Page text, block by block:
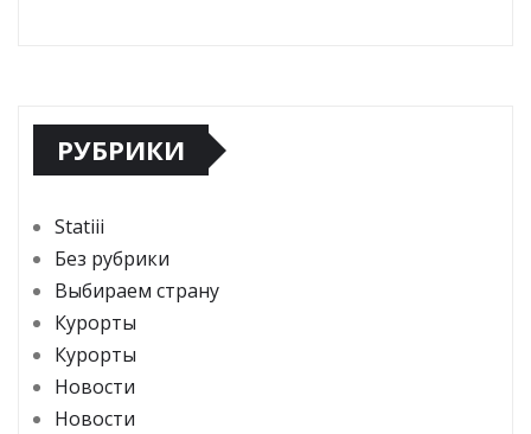
РУБРИКИ
Statiii
Без рубрики
Выбираем страну
Курорты
Курорты
Новости
Новости